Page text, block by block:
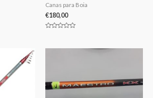
Canas para Boia
€180,00